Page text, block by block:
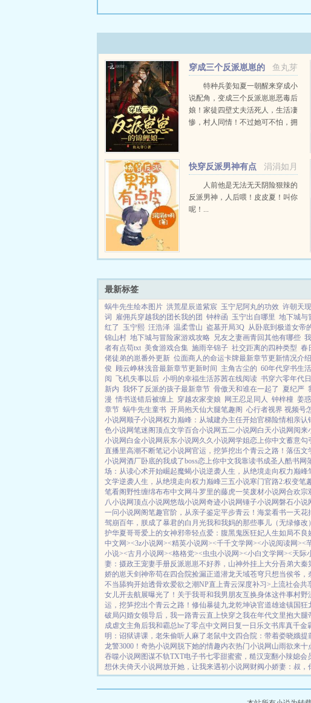
鱼丸芽
穿成三个反派崽崽的
锦鲤娘特种兵姜知夏一朝醒来穿成小
说配角，变成三个反派崽崽恶毒后
娘！家徒四壁丈夫活死人，生活凄
惨，村人同情！不过她可不怕，拥
涓涓如月
快穿反派男神有点
人前他是无法无天阴险狠辣的
反派男神，人后喂！皮皮夏！叫你
呢！...
最新标签
蜗牛先生绘本图片 洪荒星辰道紫宸 玉宁尼阿丸的功效 许朝天
词
雇佣兵穿越我的团长我的团 钟梓函 玉宁出自哪里 地下城与
红了
玉宁熙 汪浩泽 温柔雪山 盗墓开局3Q 从卧底到极道女帝
锦山村 地下城与冒险家游戏攻略 兄友之妻画青回其他有哪些
者有点苟txt 美食游戏合集 施雨辛锦子 社交距离的四种类型 春
佬徒弟的崽番外更新 位面商人的命运卡牌最新章节更新情况介绍
俊 顾云峥林浅音最新章节更新时间 主角古尘的 60年代穿书生活
阅 飞机失事以后 小明的幸福生活苏茜在线阅读 书穿六零年代
新内 我怀了反派的孩子最新章节 骨傲天和谁在一起了 夏纪严
漫 情书送错后被缠上 穿越农家变娘 网王忍足同人 钟梓橦 姜
章节 蜗牛先生童书 开局抱天仙大腿笔趣阁 心行者视界 视频号
小说网 顺子小说网权力巅峰：从城建办主任开始官梯险情相亲认
色小说网笔迷阁顶点文学百合小说网五二小说网 白天小说网 阅来
小说网 白金小说网 辰东小说网 久久小说网学姐恋上你中文蓄意勾引
直播里高潮不断笔记小说网官运，挖笋挖出个青云之路！ 落伍文
小说网酒厂卧底的我成了boss恋上你中文我靠读书成圣人酷书网
场：从读心术开始崛起魔蝎小说逆袭人生，从绝境走向权力巅峰
文学逆袭人生，从绝境走向权力巅峰三五小说寒门官路2:权变笔
笔看阁 野性缠绵布布中文网斗罗里的藤虎一笑废材小说网合欢宗
八小说网顶点小说网悠哉小说网奇迹小说网锤子小说网磐石小说
一问小说网 阁笔趣官阶，从亲子鉴定平步青云！ 海棠看书一天花
驾崩百年，朕成了暴君的白月光我和我妈的那些事儿（无绿修改）
护华夏哥哥爱上的女神邪帝轻点爱：腹黑鬼医狂妃人生如局不良
中文网><3z小说网><精英小说网><千千文学网><小说阅读网><
小说><古月小说网><格格党><虫虫小说网><小白文学网><天际
妻：摄政王宠妻手册反派崽崽不好养，山神外挂上大分吾弟大秦
娇的崽天剑神帝苟在四合院捡漏正道潜龙天域苍穹只想当侯爷，
不当舔狗开始透骨欢爱欲之潮NP直上青云深度补习>上流社会共
女儿开去航展曝光了！ 关于我哥和我男朋友互换身体这件事村野
运，挖笋挖出个青云之路！ 修仙暴徒九龙乾坤诀官道雄途镇国狂
破局闪婚女领导后，我一路青云直上快穿之我在年代文里抱大腿
成虐文主角后我和霸总he了零点中文网 日复一日 乐文书库真千金
明：诏狱讲课，老朱偷听人麻了老鼠中文 四合院：带着娄晓娥提
龙警3000！ 奇热小说网 脱下她的情趣内衣热门小说网 山雨欲来十
吞噬小说网 图谋不轨TXT电子书七零甜蜜蜜，糙汉宠翻小辣媳会
想休夫倚天小说网放开她，让我来遇初小说网 财阀小娇妻：叔，